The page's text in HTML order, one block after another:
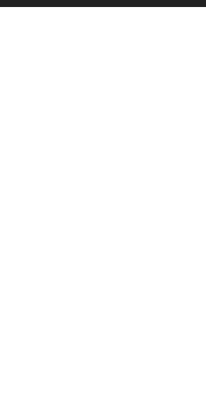
info@sundry.com.tr